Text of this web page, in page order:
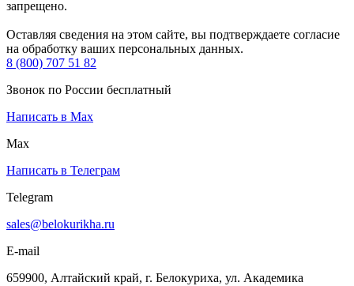
запрещено.
Оставляя сведения на этом сайте, вы подтверждаете согласие
на обработку ваших персональных данных.
8 (800) 707 51 82
Звонок по России бесплатный
Написать в Max
Max
Написать в Телеграм
Telegram
sales@belokurikha.ru
E-mail
659900, Алтайский край, г. Белокуриха, ул. Академика